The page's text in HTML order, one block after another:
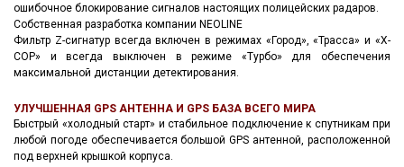
ошибочное блокирование сигналов настоящих полицейских радаров.
Собственная разработка компании NEOLINE
Фильтр Z-сигнатур всегда включен в режимах «Город», «Трасса» и «Х-
СОР» и всегда выключен в режиме «Турбо» для обеспечения
максимальной дистанции детектирования.
УЛУЧШЕННАЯ GPS АНТЕННА И GPS БАЗА ВСЕГО МИРА
Быстрый «холодный старт» и стабильное подключение к спутникам при
любой погоде обеспечивается большой GPS антенной, расположенной
под верхней крышкой корпуса.